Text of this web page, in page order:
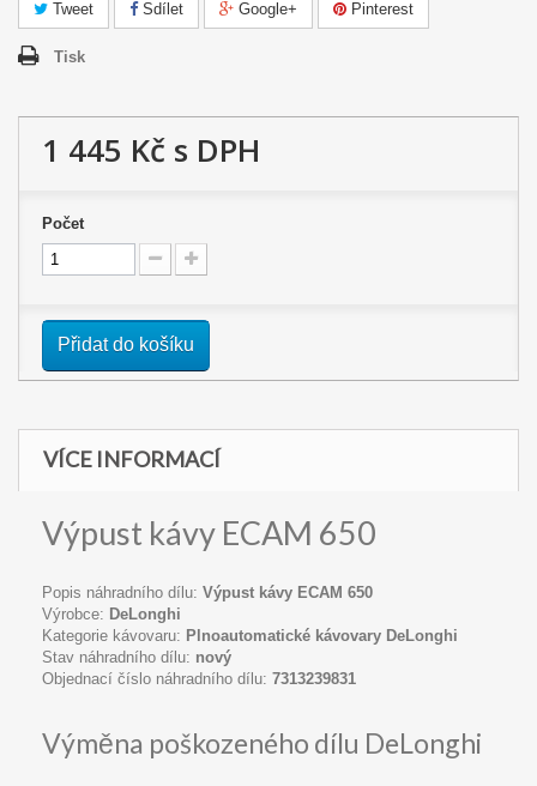
Tweet Sdílet Google+ Pinterest
Tisk
1 445 Kč s DPH
Počet
Přidat do košíku
VÍCE INFORMACÍ
Výpust kávy ECAM 650
Popis náhradního dílu: Výpust kávy ECAM 650
Výrobce: DeLonghi
Kategorie kávovaru: Plnoautomatické kávovary DeLonghi
Stav náhradního dílu: nový
Objednací číslo náhradního dílu: 7313239831
Výměna poškozeného dílu DeLonghi